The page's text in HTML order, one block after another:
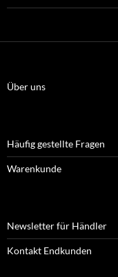
Über uns
Häufig gestellte Fragen
Warenkunde
Newsletter für Händler
Kontakt Endkunden